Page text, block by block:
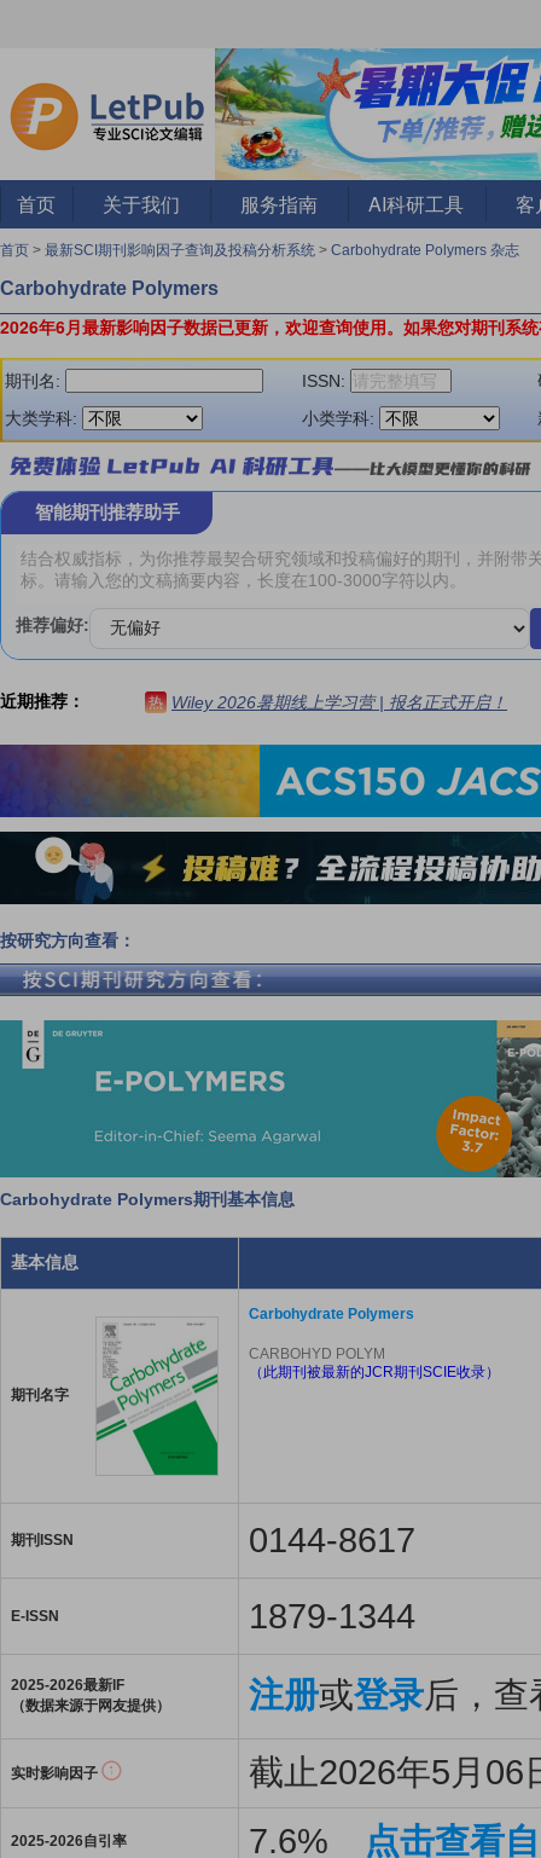
首页 关于我们 服务指南 AI科研工具 客
首页 > 最新SCI期刊影响因子查询及投稿分析系统 > Carbohydrate Polymers 杂志
Carbohydrate Polymers
2026年6月最新影响因子数据已更新，欢迎查询使用。 如果您对期刊系
期刊名: ISSN:
大类学科:
小类学科:
智能期刊推荐助手
推荐偏好:
近期推荐： 热 Wiley 2026暑期线上学习营 | 报名正式开启！
按研究方向查看：
Carbohydrate Polymers期刊基本信息
基本信息
期刊名字
Carbohydrate Polymers
CARBOHYD POLYM
（此期刊被最新的JCR期刊SCIE收录）
期刊ISSN 0144-8617
E-ISSN 1879-1344
2025-2026最新IF
（数据来源于网友提供）
注册或登录后，查
实时影响因子 截止2026年5月06
2025-2026自引率 7.6% 点击查看